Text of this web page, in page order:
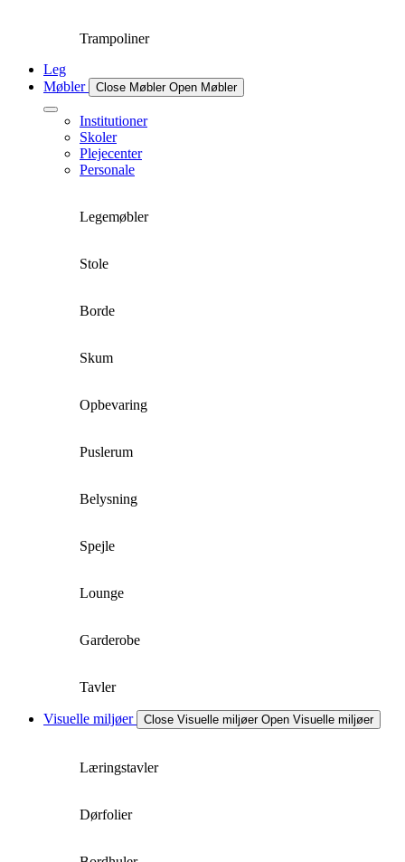
Trampoliner
Leg
Møbler
Close Møbler Open Møbler
Institutioner
Skoler
Plejecenter
Personale
Legemøbler
Stole
Borde
Skum
Opbevaring
Puslerum
Belysning
Spejle
Lounge
Garderobe
Tavler
Visuelle miljøer Close Visuelle miljøer Open Visuelle miljøer
Læringstavler
Dørfolier